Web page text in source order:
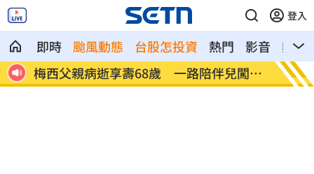
登入
即時 颱風動態 台股怎投資 熱門 影音
熱搜
足
5登山客2025年雪崩失蹤 尼泊爾尋獲遺
體
喝錯